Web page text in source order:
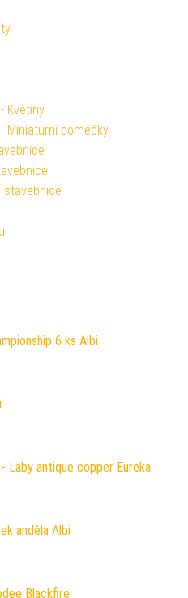
Květiny
Miniaturní domečky
stavebnice
6 ks Albi
byla: 79 Kč.
byla: 279 Kč.
Laby antique copper Eureka
byla: 149 Kč.
anděla Albi
byla: 79 Kč.
Blackfire